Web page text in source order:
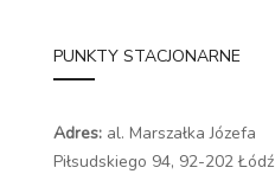
PUNKTY STACJONARNE
Adres: al. Marszałka Józefa
Piłsudskiego 94, 92-202 Łódź